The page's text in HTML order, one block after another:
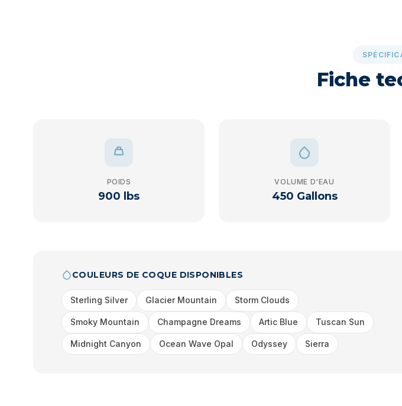
Fiche
POIDS
900 lbs
VOLUME D'EAU
450 Gallons
COULEURS DE COQUE DISPONIBLES
Sterling Silver Glacier Mountain Storm Clouds
Smoky Mountain Champagne Dreams Artic Blue Tuscan Sun
Midnight Canyon Ocean Wave Opal Odyssey Sierra